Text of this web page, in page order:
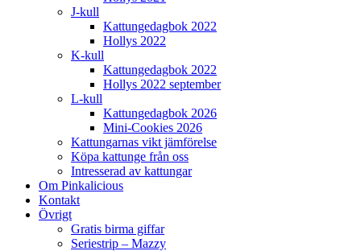
J-kull
Kattungedagbok 2022
Hollys 2022
K-kull
Kattungedagbok 2022
Hollys 2022 september
L-kull
Kattungedagbok 2026
Mini-Cookies 2026
Kattungarnas vikt jämförelse
Köpa kattunge från oss
Intresserad av kattungar
Om Pinkalicious
Kontakt
Övrigt
Gratis birma giffar
Seriestrip – Mazzy